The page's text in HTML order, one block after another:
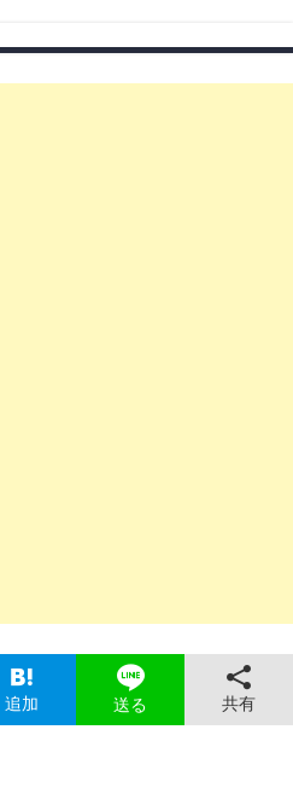
追加 送る 共有